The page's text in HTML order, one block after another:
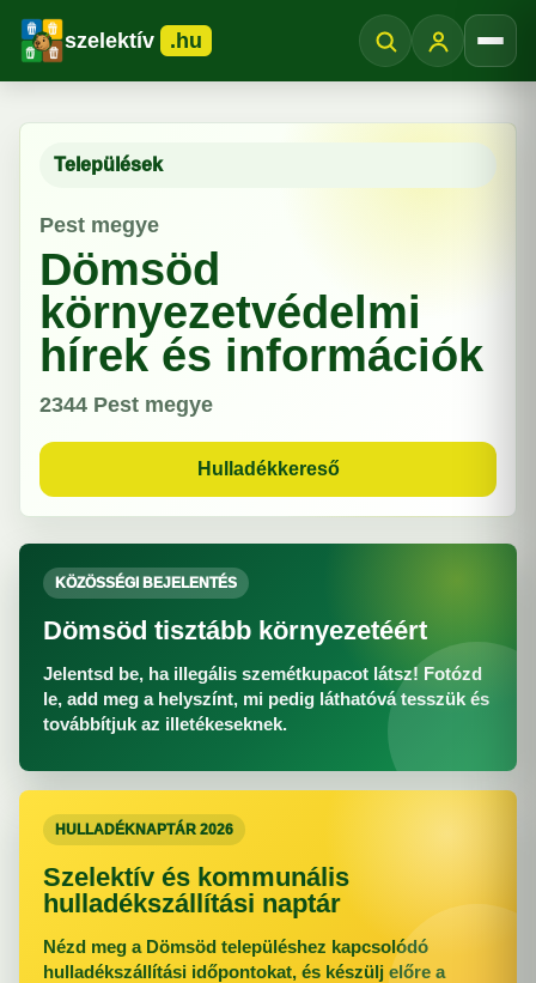
szelektív .hu
Települések
Pest megye
Dömsöd
környezetvédelmi
hírek és információk
2344 Pest megye
Hulladékkereső
KÖZÖSSÉGI BEJELENTÉS
Dömsöd tisztább környezetéért
Jelentsd be, ha illegális szemétkupacot látsz! Fotózd
le, add meg a helyszínt, mi pedig láthatóvá tesszük és
továbbítjuk az illetékeseknek.
HULLADÉKNAPTÁR 2026
Szelektív és kommunális
hulladékszállítási naptár
Nézd meg a Dömsöd településhez kapcsolódó
hulladékszállítási időpontokat, és készülj előre a